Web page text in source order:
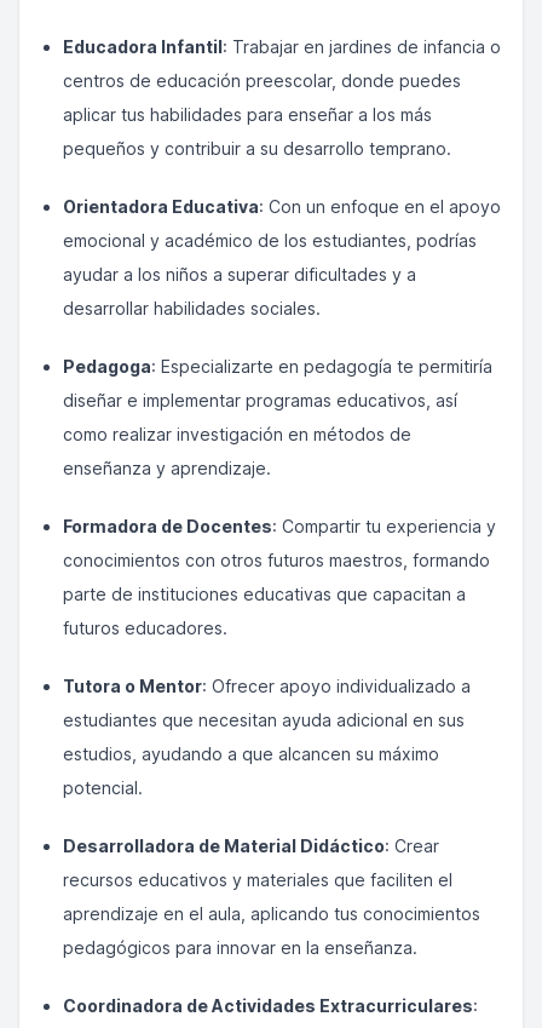
Educadora Infantil: Trabajar en jardines de infancia o
centros de educación preescolar, donde puedes
aplicar tus habilidades para enseñar a los más
pequeños y contribuir a su desarrollo temprano.
Orientadora Educativa: Con un enfoque en el apoyo
emocional y académico de los estudiantes, podrías
ayudar a los niños a superar dificultades y a
desarrollar habilidades sociales.
Pedagoga: Especializarte en pedagogía te permitiría
diseñar e implementar programas educativos, así
como realizar investigación en métodos de
enseñanza y aprendizaje.
Formadora de Docentes: Compartir tu experiencia y
conocimientos con otros futuros maestros, formando
parte de instituciones educativas que capacitan a
futuros educadores.
Tutora o Mentor: Ofrecer apoyo individualizado a
estudiantes que necesitan ayuda adicional en sus
estudios, ayudando a que alcancen su máximo
potencial.
Desarrolladora de Material Didáctico: Crear
recursos educativos y materiales que faciliten el
aprendizaje en el aula, aplicando tus conocimientos
pedagógicos para innovar en la enseñanza.
Coordinadora de Actividades Extracurriculares: